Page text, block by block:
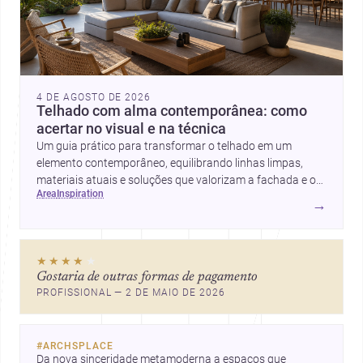
4 DE AGOSTO DE 2026
Telhado com alma contemporânea: como
acertar no visual e na técnica
Um guia prático para transformar o telhado em um
elemento contemporâneo, equilibrando linhas limpas,
materiais atuais e soluções que valorizam a fachada e o
conforto da casa.
area inspiration
→
★★★★ ★
Gostaria de outras formas de pagamento
PROFISSIONAL — 2 DE MAIO DE 2026
#ARCHSPLACE
Da nova sinceridade metamoderna a espaços que